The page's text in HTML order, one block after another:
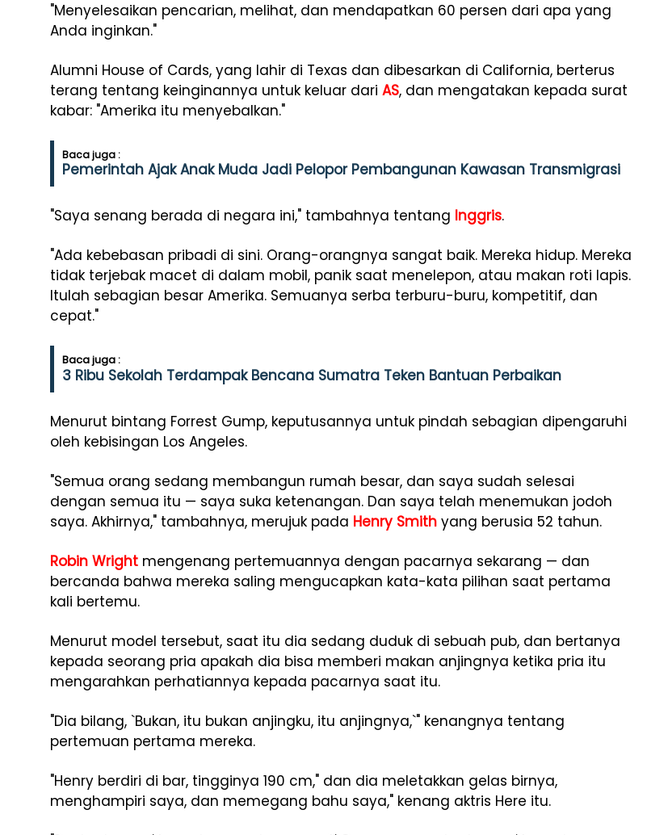
"Menyelesaikan pencarian, melihat, dan mendapatkan 60 persen dari apa yang
Anda inginkan."
Alumni House of Cards, yang lahir di Texas dan dibesarkan di California, berterus
terang tentang keinginannya untuk keluar dari AS, dan mengatakan kepada surat
kabar: "Amerika itu menyebalkan."
Baca juga :
Pemerintah Ajak Anak Muda Jadi Pelopor Pembangunan Kawasan Transmigrasi
"Saya senang berada di negara ini," tambahnya tentang Inggris.
"Ada kebebasan pribadi di sini. Orang-orangnya sangat baik. Mereka hidup. Mereka
tidak terjebak macet di dalam mobil, panik saat menelepon, atau makan roti lapis.
Itulah sebagian besar Amerika. Semuanya serba terburu-buru, kompetitif, dan
cepat."
Baca juga :
3 Ribu Sekolah Terdampak Bencana Sumatra Teken Bantuan Perbaikan
Menurut bintang Forrest Gump, keputusannya untuk pindah sebagian dipengaruhi
oleh kebisingan Los Angeles.
"Semua orang sedang membangun rumah besar, dan saya sudah selesai
dengan semua itu — saya suka ketenangan. Dan saya telah menemukan jodoh
saya. Akhirnya," tambahnya, merujuk pada Henry Smith yang berusia 52 tahun.
Robin Wright mengenang pertemuannya dengan pacarnya sekarang — dan
bercanda bahwa mereka saling mengucapkan kata-kata pilihan saat pertama
kali bertemu.
Menurut model tersebut, saat itu dia sedang duduk di sebuah pub, dan bertanya
kepada seorang pria apakah dia bisa memberi makan anjingnya ketika pria itu
mengarahkan perhatiannya kepada pacarnya saat itu.
"Dia bilang, `Bukan, itu bukan anjingku, itu anjingnya,`" kenangnya tentang
pertemuan pertama mereka.
"Henry berdiri di bar, tingginya 190 cm," dan dia meletakkan gelas birnya,
menghampiri saya, dan memegang bahu saya," kenang aktris Here itu.